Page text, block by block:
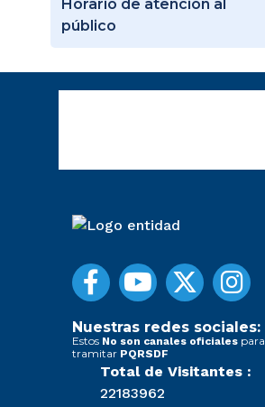
Horario de atención al
público
Nuestras redes sociales:
Estos No son canales oficiales para
tramitar PQRSDF
Total de Visitantes :
22183962